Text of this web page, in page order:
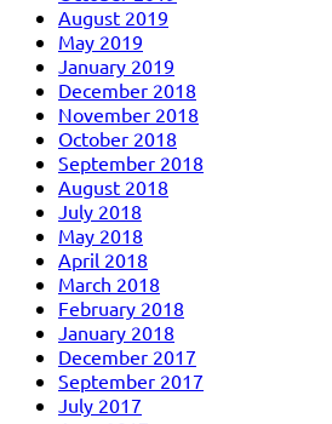
August 2019
May 2019
January 2019
December 2018
November 2018
October 2018
September 2018
August 2018
July 2018
May 2018
April 2018
March 2018
February 2018
January 2018
December 2017
September 2017
July 2017